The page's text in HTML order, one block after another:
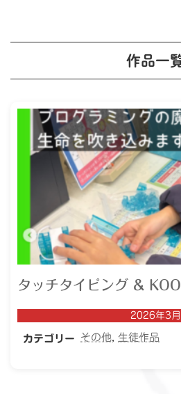
作品一
タッチタイピング &
2026年3月
カテゴリー その他 生徒作品